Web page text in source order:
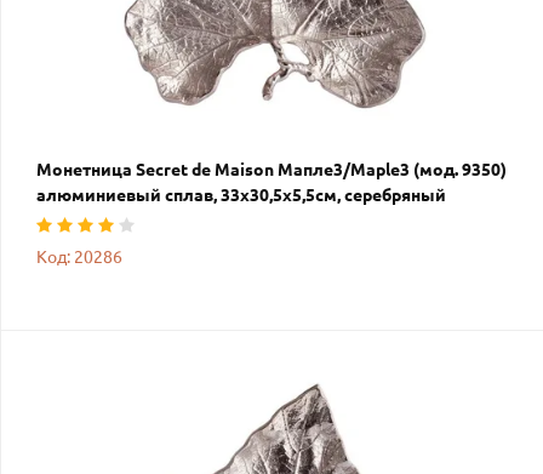
Монетница Secret de Maison Мапле3/Maple3 (мод. 9350)
алюминиевый сплав, 33х30,5х5,5см, серебряный
Код: 20286